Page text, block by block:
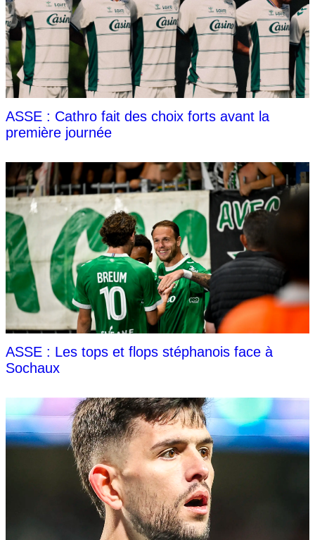
ASSE : Cathro fait des choix forts avant la
première journée
ASSE : Les tops et flops stéphanois face à
Sochaux